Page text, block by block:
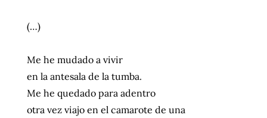
(…)
Me he mudado a vivir
en la antesala de la tumba.
Me he quedado para adentro
otra vez viajo en el camarote de una